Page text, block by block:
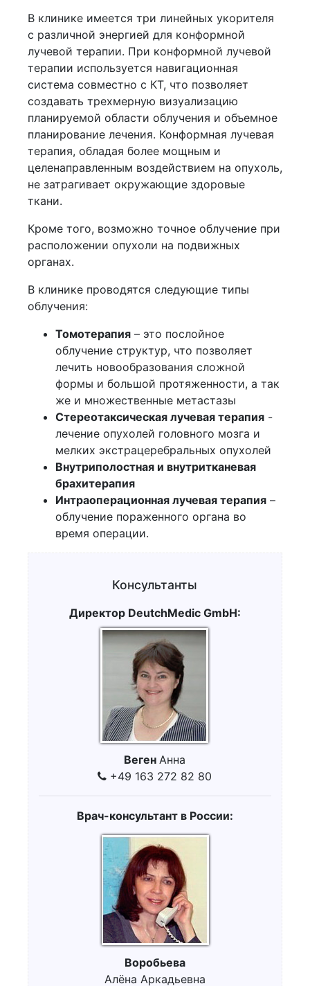
В клинике имеется три линейных укорителя
с различной энергией для конформной
лучевой терапии. При конформной лучевой
терапии используется навигационная
система совместно с КТ, что позволяет
создавать трехмерную визуализацию
планируемой области облучения и объемное
планирование лечения. Конформная лучевая
терапия, обладая более мощным и
целенаправленным воздействием на опухоль,
не затрагивает окружающие здоровые
ткани.
Кроме того, возможно точное облучение при
расположении опухоли на подвижных
органах.
В клинике проводятся следующие типы
облучения:
Томотерапия– это послойное
облучение структур, что позволяет
лечить новообразования сложной
формы и большой протяженности, а так
же и множественные метастазы
Стереотаксическая лучевая терапия-
лечение опухолей головного мозга и
мелких экстрацеребральных опухолей
Внутриполостная и внутритканевая
брахитерапия
Интраоперационная лучевая терапия–
облучение пораженного органа во
время операции.
Консультанты
Директор DeutchMedic GmbH:
ВегенАнна
+49 163 272 82 80
Врач-консультант в России:
Воробьева
Алёна Аркадьевна